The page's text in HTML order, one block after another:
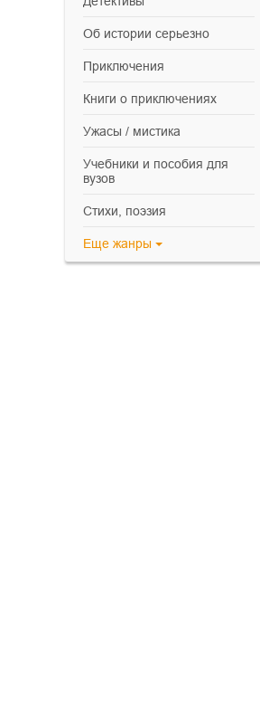
об истории серьезно
приключения
книги о приключениях
ужасы / мистика
учебники и пособия для
вузов
cтихи, поэзия
Еще жанры